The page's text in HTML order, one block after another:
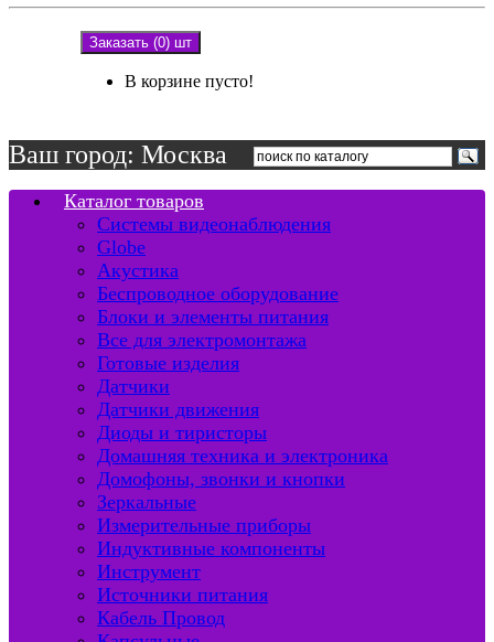
Заказать (0) шт
В корзине пусто!
Ваш город: Москва
Каталог товаров
Системы видеонаблюдения
Globe
Акустика
Беспроводное оборудование
Блоки и элементы питания
Все для электромонтажа
Готовые изделия
Датчики
Датчики движения
Диоды и тиристоры
Домашняя техника и электроника
Домофоны, звонки и кнопки
Зеркальные
Измерительные приборы
Индуктивные компоненты
Инструмент
Источники питания
Кабель Провод